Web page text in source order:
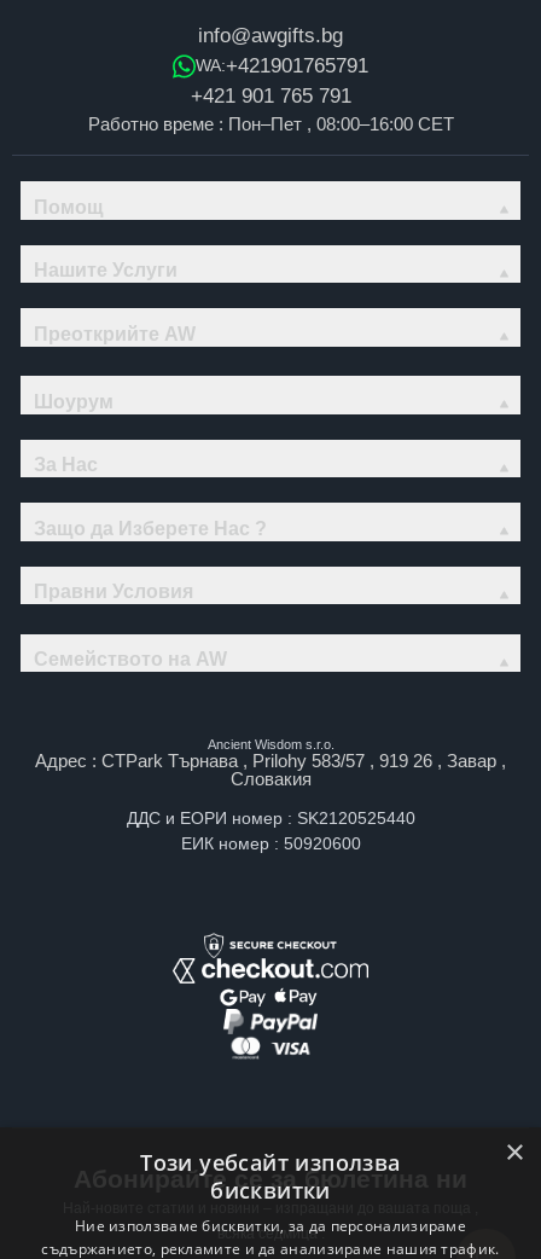
info@awgifts.bg
WA:+421901765791
+421 901 765 791
Работно време : Пон–Пет , 08:00–16:00 CET
Помощ
Нашите Услуги
Преоткрийте AW
Шоурум
За Нас
Защо да Изберете Нас ?
Правни Условия
Семейството на AW
Ancient Wisdom s.r.o.
Адрес : CTPark Търнава , Prilohy 583/57 , 919 26 , Завар ,
Словакия
ДДС и ЕОРИ номер : SK2120525440
ЕИК номер : 50920600
Абонирайте се за бюлетина ни
всяка седмица .
×
Този уебсайт използва
бисквитки
Ние използваме бисквитки, за да персонализираме
съдържанието, рекламите и да анализираме нашия трафик.